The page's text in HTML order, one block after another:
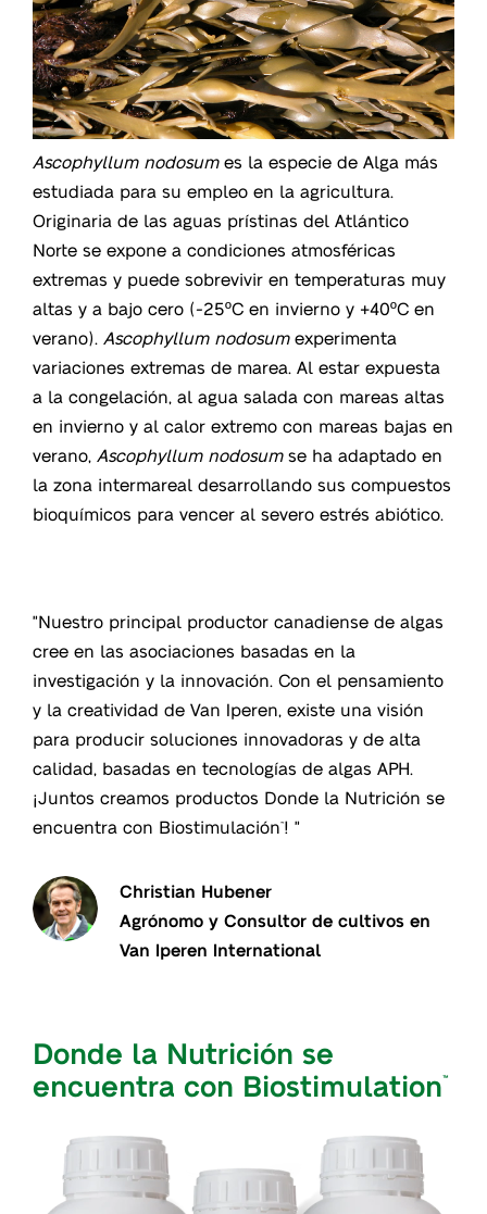
Ascophyllum nodosumes la especie de Alga más
estudiada para su empleo en la agricultura.
Originaria de las aguas prístinas del Atlántico
Norte se expone a condiciones atmosféricas
extremas y puede sobrevivir en temperaturas muy
altas y a bajo cero (-25ºC en invierno y +40ºC en
verano). Ascophyllum nodosumexperimenta
variaciones extremas de marea. Al estar expuesta
a la congelación, al agua salada con mareas altas
en invierno y al calor extremo con mareas bajas en
verano, Ascophyllum nodosumse ha adaptado en
la zona intermareal desarrollando sus compuestos
bioquímicos para vencer al severo estrés abiótico.
"Nuestro principal productor canadiense de algas
cree en las asociaciones basadas en la
investigación y la innovación. Con el pensamiento
y la creatividad de Van Iperen, existe una visión
para producir soluciones innovadoras y de alta
calidad, basadas en tecnologías de algas APH.
¡Juntos creamos productos Donde la Nutrición se
encuentra con Biostimulación™! "
Christian Hubener
Agrónomo y Consultor de cultivos en
Van Iperen International
Donde la Nutrición se
encuentra con Biostimulation™